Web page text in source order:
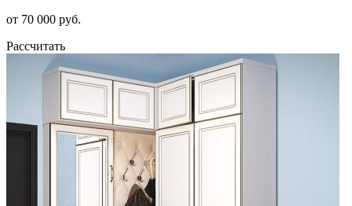
от 70 000 руб.
Рассчитать